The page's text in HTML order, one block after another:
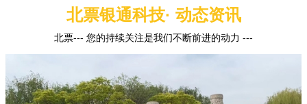
北票银通科技· 动态资讯
北票--- 您的持续关注是我们不断前进的动力 ---